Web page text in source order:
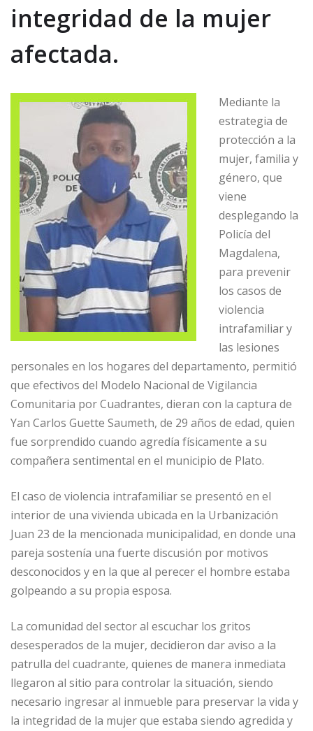
integridad de la mujer
afectada.
Mediante la
estrategia de
protección a la
mujer, familia y
género, que
viene
desplegando la
Policía del
Magdalena,
para prevenir
los casos de
violencia
intrafamiliar y
las lesiones
personales en los hogares del departamento, permitió
que efectivos del Modelo Nacional de Vigilancia
Comunitaria por Cuadrantes, dieran con la captura de
Yan Carlos Guette Saumeth, de 29 años de edad, quien
fue sorprendido cuando agredía físicamente a su
compañera sentimental en el municipio de Plato.
El caso de violencia intrafamiliar se presentó en el
interior de una vivienda ubicada en la Urbanización
Juan 23 de la mencionada municipalidad, en donde una
pareja sostenía una fuerte discusión por motivos
desconocidos y en la que al perecer el hombre estaba
golpeando a su propia esposa.
La comunidad del sector al escuchar los gritos
desesperados de la mujer, decidieron dar aviso a la
patrulla del cuadrante, quienes de manera inmediata
llegaron al sitio para controlar la situación, siendo
necesario ingresar al inmueble para preservar la vida y
la integridad de la mujer que estaba siendo agredida y